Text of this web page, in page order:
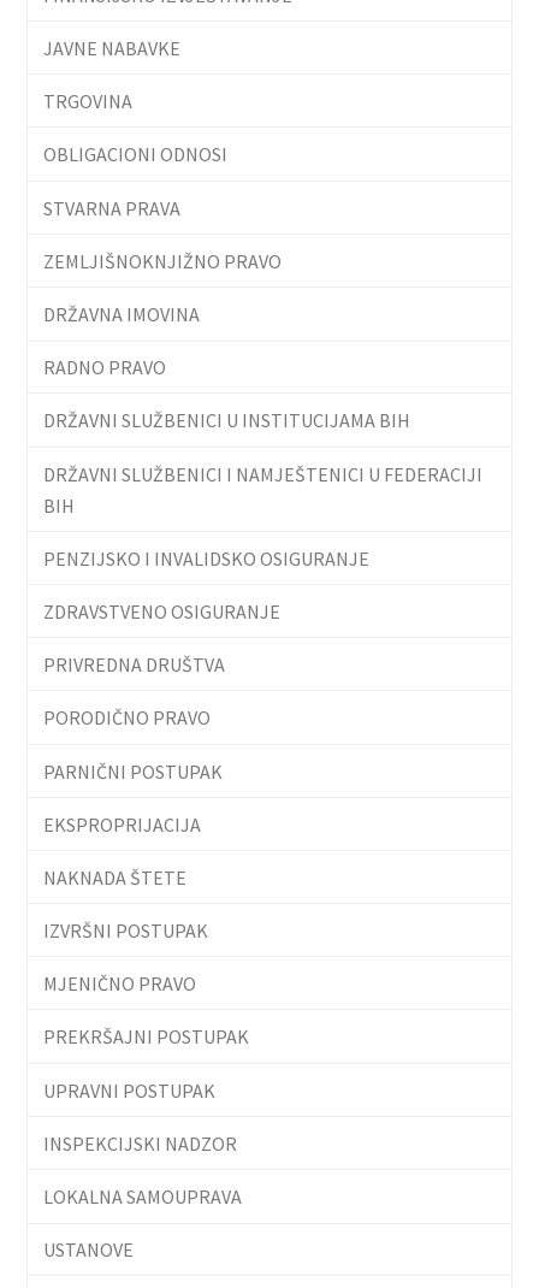
JAVNE NABAVKE
TRGOVINA
OBLIGACIONI ODNOSI
STVARNA PRAVA
ZEMLJIŠNOKNJIŽNO PRAVO
DRŽAVNA IMOVINA
RADNO PRAVO
DRŽAVNI SLUŽBENICI U INSTITUCIJAMA BIH
DRŽAVNI SLUŽBENICI I NAMJEŠTENICI U FEDERACIJI
BIH
PENZIJSKO I INVALIDSKO OSIGURANJE
ZDRAVSTVENO OSIGURANJE
PRIVREDNA DRUŠTVA
PORODIČNO PRAVO
PARNIČNI POSTUPAK
EKSPROPRIJACIJA
NAKNADA ŠTETE
IZVRŠNI POSTUPAK
MJENIČNO PRAVO
PREKRŠAJNI POSTUPAK
UPRAVNI POSTUPAK
INSPEKCIJSKI NADZOR
LOKALNA SAMOUPRAVA
USTANOVE